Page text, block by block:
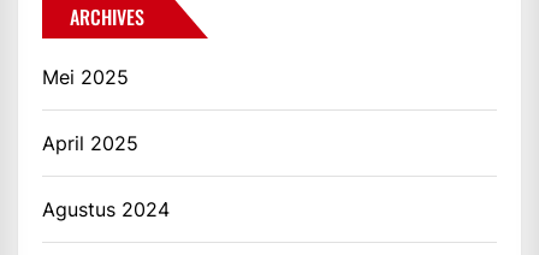
ARCHIVES
Mei 2025
April 2025
Agustus 2024